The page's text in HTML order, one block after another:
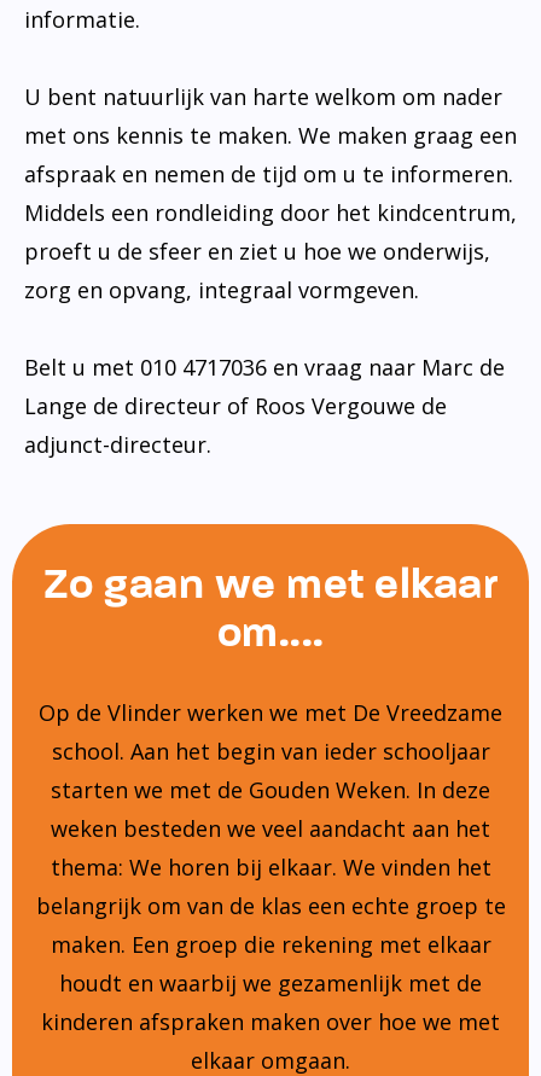
informatie.
U bent natuurlijk van harte welkom om nader
met ons kennis te maken. We maken graag een
afspraak en nemen de tijd om u te informeren.
Middels een rondleiding door het kindcentrum,
proeft u de sfeer en ziet u hoe we onderwijs,
zorg en opvang, integraal vormgeven.
Belt u met 010 4717036 en vraag naar Marc de
Lange de directeur of Roos Vergouwe de
adjunct-directeur.
Zo gaan we met elkaar
om....
Op de Vlinder werken we met De Vreedzame
school. Aan het begin van ieder schooljaar
starten we met de Gouden Weken. In deze
weken besteden we veel aandacht aan het
thema: We horen bij elkaar. We vinden het
belangrijk om van de klas een echte groep te
maken. Een groep die rekening met elkaar
houdt en waarbij we gezamenlijk met de
kinderen afspraken maken over hoe we met
elkaar omgaan.